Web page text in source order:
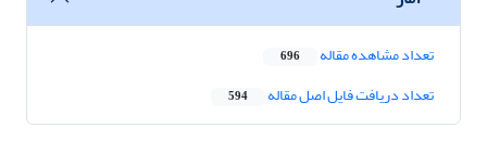
تعداد مشاهده مقاله 696
تعداد دریافت فایل اصل مقاله 594